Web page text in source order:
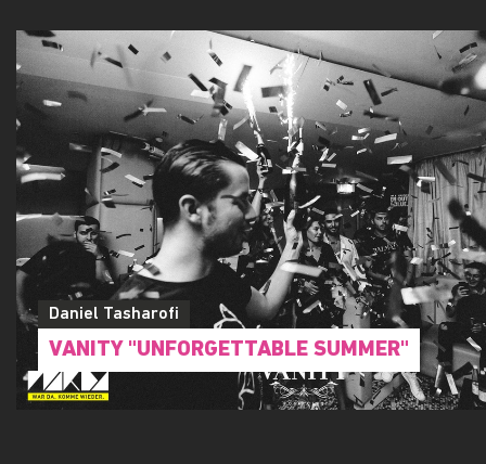
Daniel Tasharofi
VANITY "UNFORGETTABLE SUMMER"